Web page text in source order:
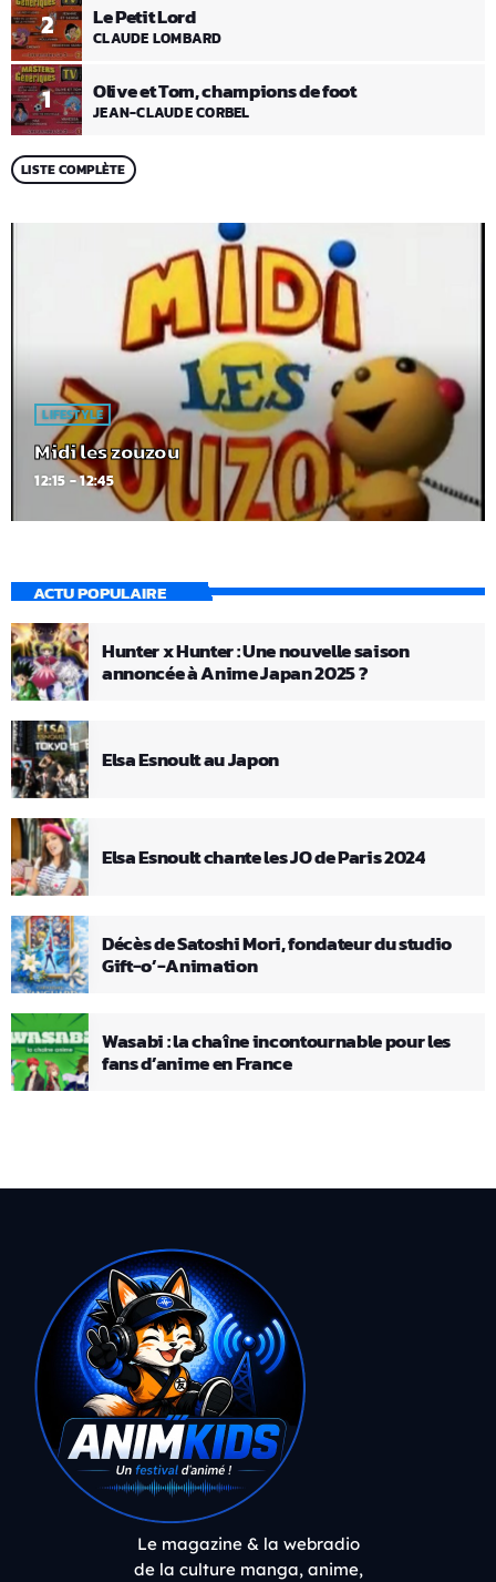
1 Olive et Tom, champions de foot
JEAN-CLAUDE CORBEL
2 Le Petit Lord
CLAUDE LOMBARD
LISTE COMPLÈTE
LIFESTYLE
Midi les zouzou
12:15 - 12:45
ACTU POPULAIRE
Hunter x Hunter : Une nouvelle saison
annoncée à Anime Japan 2025 ?
Elsa Esnoult au Japon
Elsa Esnoult chante les JO de Paris 2024
Décès de Satoshi Mori, fondateur du studio
Gift-o’-Animation
Wasabi : la chaîne incontournable pour les
fans d’anime en France
Le magazine & la webradio
de la culture manga, anime,